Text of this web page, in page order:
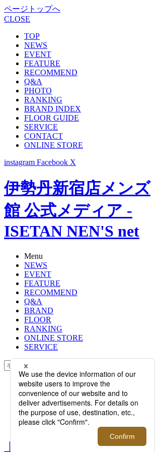
ページトップへ
CLOSE
TOP
NEWS
EVENT
FEATURE
RECOMMEND
Q&A
PHOTO
RANKING
BRAND INDEX
FLOOR GUIDE
SERVICE
CONTACT
ONLINE STORE
instagram Facebook X
伊勢丹新宿店メンズ
館 公式メディア -
ISETAN NEN'S net
Menu
NEWS
EVENT
FEATURE
RECOMMEND
Q&A
BRAND
FLOOR
RANKING
ONLINE STORE
SERVICE
TOP
PHOTO
上質だからキマる大人のTシャツ！
＜オーカ・トランク＞のTシャツコ
レクションをご紹介
上質だからキマる大人のT